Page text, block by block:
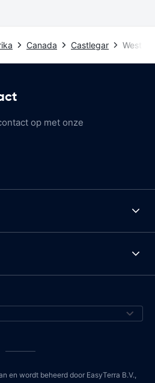
Canada Castlegar West
op met onze
en wordt beheerd door EasyTerra B.V.,